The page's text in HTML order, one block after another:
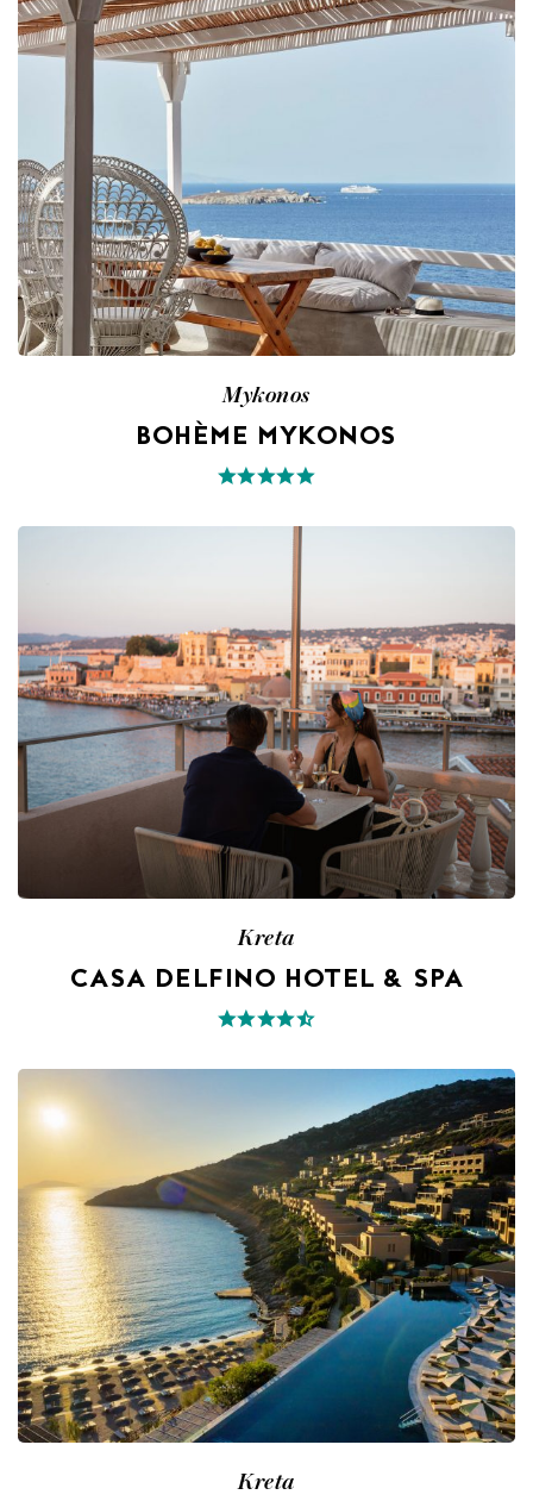
Mykonos
BOHÈME MYKONOS
Kreta
CASA DELFINO HOTEL & SPA
Kreta